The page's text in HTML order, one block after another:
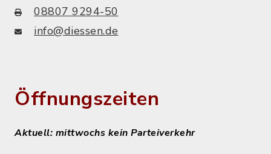
08807 9294-50
info@diessen.de
Öffnungszeiten
Aktuell: mittwochs kein Parteiverkehr